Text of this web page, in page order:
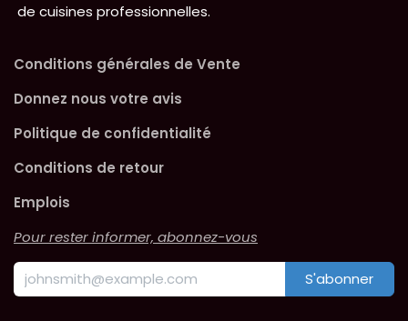
de cuisines professionnelles.
Conditions générales de Vente
Donnez nous votre avis
Politique de confidentialité
Conditions de retour
Emplois
Pour rester informer, abonnez-vous
S'abonner